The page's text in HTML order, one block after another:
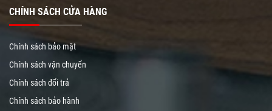
CHÍNH SÁCH CỬA HÀNG
Chính sách bảo mật
Chính sách vận chuyển
Chính sách đổi trả
Chính sách bảo hành